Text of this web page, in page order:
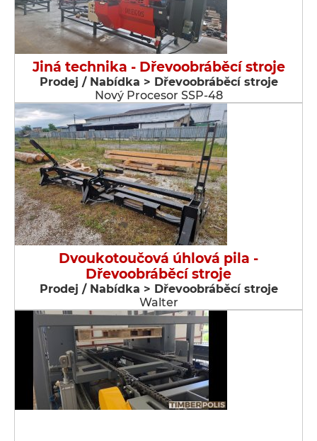
Jiná technika - Dřevoobráběcí stroje
Prodej / Nabídka > Dřevoobráběcí stroje
Nový Procesor SSP-48
Dvoukotoučová úhlová pila -
Dřevoobráběcí stroje
Prodej / Nabídka > Dřevoobráběcí stroje
Walter